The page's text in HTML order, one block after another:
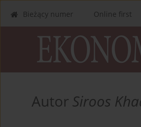
Bieżący numer Online first
Autor Siroos